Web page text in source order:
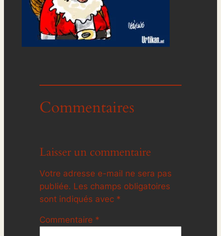
Commentaires
Laisser un commentaire
Votre adresse e-mail ne sera pas
publiée. Les champs obligatoires
sont indiqués avec *
Commentaire *